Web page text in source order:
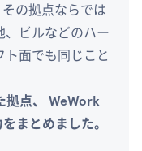
の拠点ならでは
、ビルなどのハー
ト面でも同じこと
点、 WeWork
まとめました。